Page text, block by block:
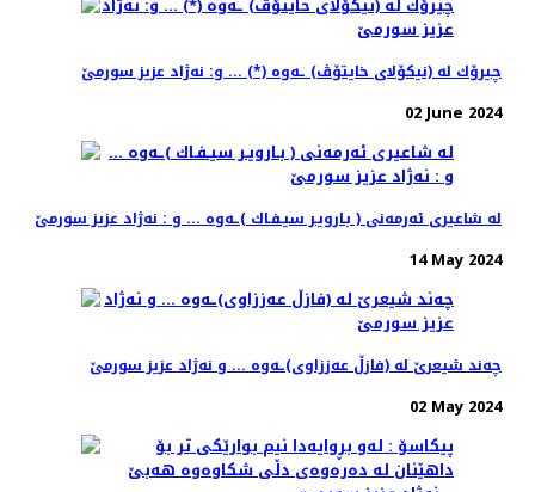
چیرۆك له‌ (نیكۆلای خایتۆڤ) ـه‌وه‌ (*) ... و: نه‌ژاد عزیز سورمێ
02 June 2024
له‌ شاعیری ئه‌رمه‌نی ( بـارویـر سیـفـاك )ـه‌وه‌ ... و : نه‌ژاد عزیز سورمێ
14 May 2024
چه‌ند شیعرێ له‌ (فازڵ عه‌ززاوی)ـه‌وه‌ ... و نه‌ژاد عزیز سورمێ
02 May 2024